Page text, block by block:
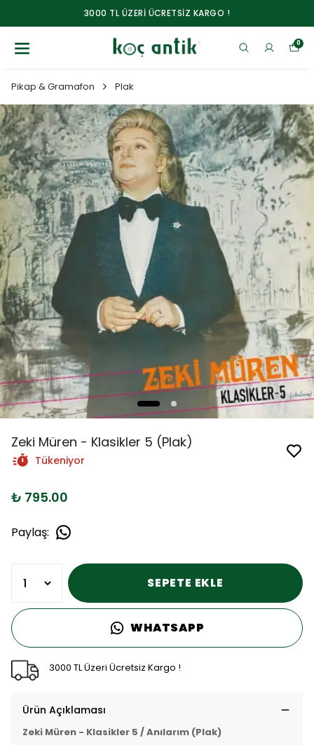
3000 TL ÜZERİ ÜCRETSİZ KARGO !
0
Pikap & Gramafon Plak
Zeki Müren - Klasikler 5 (Plak)
Tükeniyor
₺ 795.00
Paylaş:
SEPETE EKLE
WHATSAPP
3000 TL Üzeri Ücretsiz Kargo !
Ürün Açıklaması
Zeki Müren - Klasikler 5 / Anılarım (Plak)